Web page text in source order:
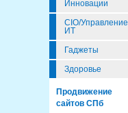
Инновации
CIO/Управление
ИТ
Гаджеты
Здоровье
Продвижение
сайтов СПб